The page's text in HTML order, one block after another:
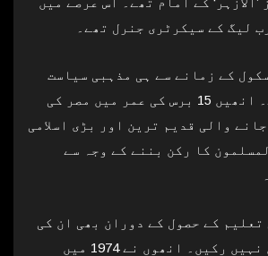
لیگ کے سیکرٹری جنرل تھے۔
کے زمانے سے ہی مذہبی سیاست
میں شامل ہو گئے۔ انھیں 15 برس کی عمر میں مصر کی
والی قدیم ترین اور بڑی اسلامی
کا رکن بننے کے وجہ سے
تعلیم کے حصول کے دوران بھی ان کی
سیاسی سرگرمیاں نہیں رکیں۔ انھوں نے 1974 میں